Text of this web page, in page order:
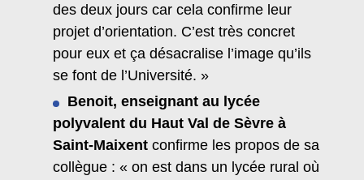
des deux jours car cela confirme leur
projet d’orientation. C’est très concret
pour eux et ça désacralise l’image qu’ils
se font de l’Université. »
Benoit, enseignant au lycée
polyvalent du Haut Val de Sèvre à
Saint-Maixent confirme les propos de sa
collègue : « on est dans un lycée rural où